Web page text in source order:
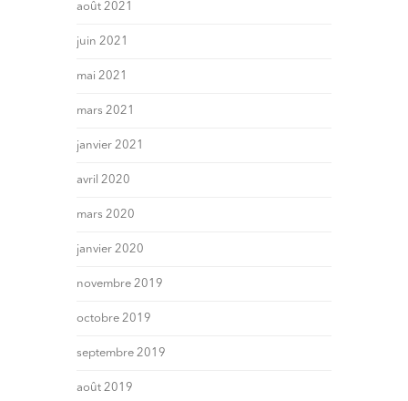
août 2021
juin 2021
mai 2021
mars 2021
janvier 2021
avril 2020
mars 2020
janvier 2020
novembre 2019
octobre 2019
septembre 2019
août 2019